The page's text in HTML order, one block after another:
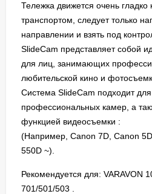
Тележка движется очень
транспортом, следует только
направлении и взять под
SlideCam представляет собой
для лиц, занимающих
любительской кино и
Система SlideCam подходит
профессиональных камер, а
функцией видеосъемки :
(Например, Canon 7D, Canon
550D ~).
Рекомендуется для: VARAVON
701/501/503 .